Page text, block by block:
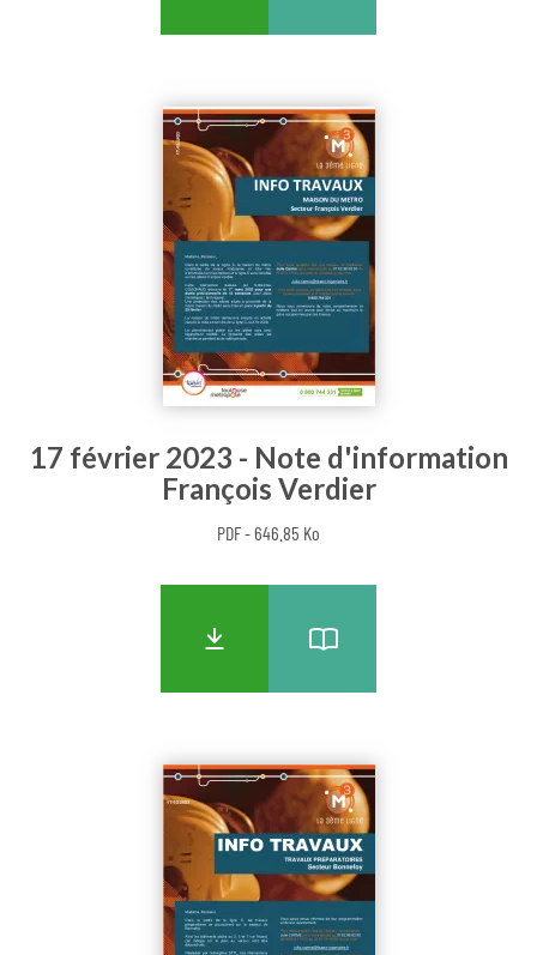
17 février 2023 - Note d'information
François Verdier
PDF - 646.85 Ko